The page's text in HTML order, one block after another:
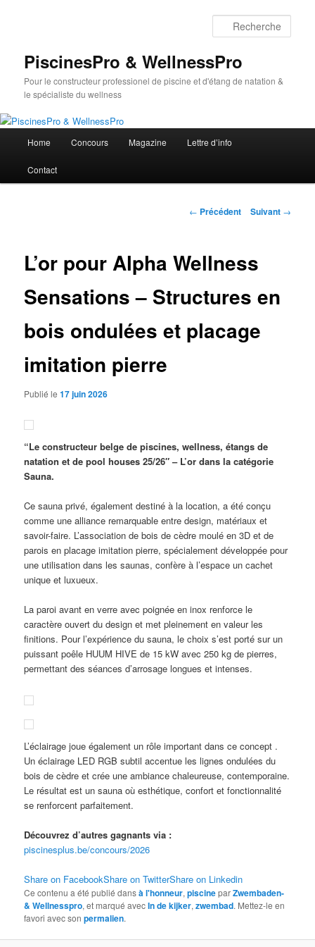
PiscinesPro & WellnessPro
Pour le constructeur professionel de piscine et d'étang de natation &
le spécialiste du wellness
principal
Home Concours Magazine Lettre d’info
Contact
Navigation
← Précédent Suivant →
L’or pour Alpha Wellness
Sensations – Structures en
bois ondulées et placage
imitation pierre
Publié le17 juin 2026
“Le constructeur belge de piscines, wellness, étangs de
natation et de pool houses 25/26″ – L’or dans la catégorie
Sauna.
Ce sauna privé, également destiné à la location, a été conçu
comme une alliance remarquable entre design, matériaux et
savoir-faire. L’association de bois de cèdre moulé en 3D et de
parois en placage imitation pierre, spécialement développée pour
une utilisation dans les saunas, confère à l’espace un cachet
unique et luxueux.
La paroi avant en verre avec poignée en inox renforce le
caractère ouvert du design et met pleinement en valeur les
finitions. Pour l’expérience du sauna, le choix s’est porté sur un
puissant poêle HUUM HIVE de 15 kW avec 250 kg de pierres,
permettant des séances d’arrosage longues et intenses.
L’éclairage joue également un rôle important dans ce concept .
Un éclairage LED RGB subtil accentue les lignes ondulées du
bois de cèdre et crée une ambiance chaleureuse, contemporaine.
Le résultat est un sauna où esthétique, confort et fonctionnalité
se renforcent parfaitement.
Découvrez d’autres gagnants via :
piscinesplus.be/concours/2026
Share on FacebookShare on TwitterShare on Linkedin
Ce contenu a été publié dansà l'honneur,piscineparZwembaden-
& Wellnesspro, et marqué avecIn de kijker,zwembad. Mettez-le en
favori avec sonpermalien.